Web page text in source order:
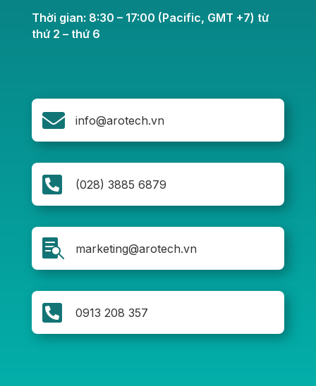
Thời gian: 8:30 – 17:00 (Pacific, GMT +7) từ
thứ 2 – thứ 6
 info@arotech.vn
 (028) 3885 6879
 marketing@arotech.vn
 0913 208 357